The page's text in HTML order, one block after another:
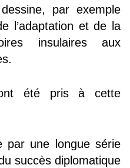
par exemple
l’adaptation et de la
insulaires aux
ont été pris à cette
par une longue série
succès diplomatique